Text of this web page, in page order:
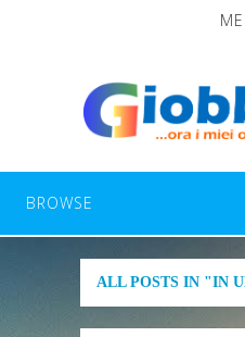
BROWSE
ALL POSTS IN "IN